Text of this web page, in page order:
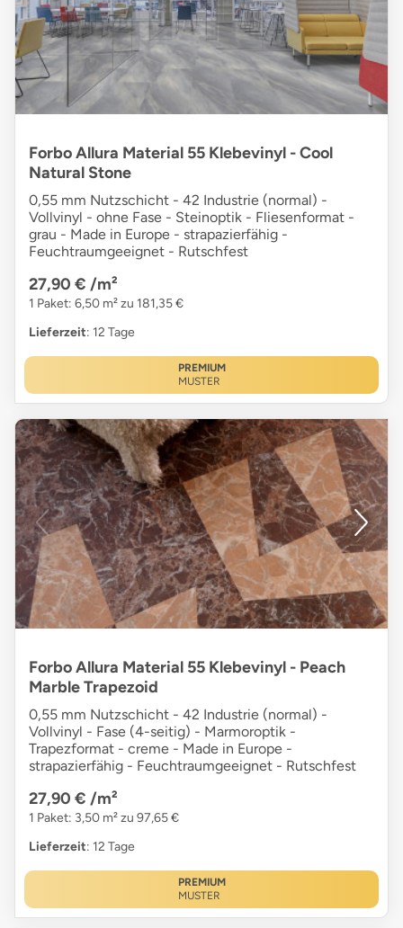
Forbo Allura Material 55 Klebevinyl - Cool
Natural Stone
0,55 mm Nutzschicht - 42 Industrie (normal) -
Vollvinyl - ohne Fase - Steinoptik - Fliesenformat -
grau - Made in Europe - strapazierfähig -
Feuchtraumgeeignet - Rutschfest
27,90 € /m²
1 Paket: 6,50 m² zu 181,35 €
Lieferzeit: 12 Tage
PREMIUM
MUSTER
Forbo Allura Material 55 Klebevinyl - Peach
Marble Trapezoid
0,55 mm Nutzschicht - 42 Industrie (normal) -
Vollvinyl - Fase (4-seitig) - Marmoroptik -
Trapezformat - creme - Made in Europe -
strapazierfähig - Feuchtraumgeeignet - Rutschfest
27,90 € /m²
1 Paket: 3,50 m² zu 97,65 €
Lieferzeit: 12 Tage
PREMIUM
MUSTER